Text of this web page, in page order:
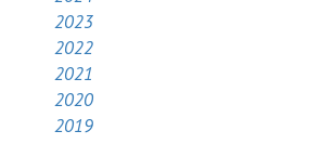
2023
2022
2021
2020
2019